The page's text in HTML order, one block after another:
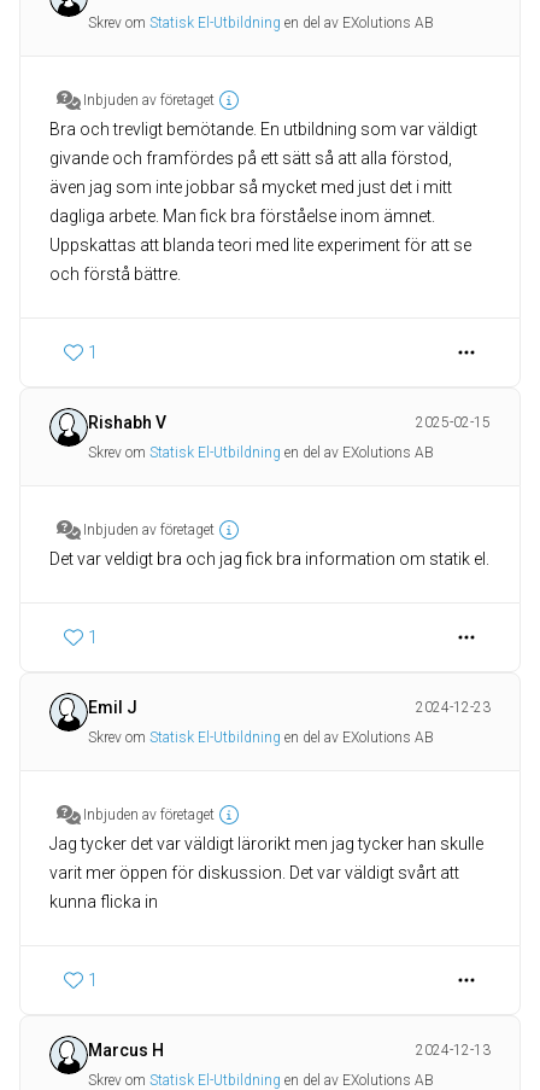
Skrev om Statisk El-Utbildning en del av EXolutions AB
Inbjuden av företaget
Bra och trevligt bemötande. En utbildning som var väldigt
givande och framfördes på ett sätt så att alla förstod,
även jag som inte jobbar så mycket med just det i mitt
dagliga arbete. Man fick bra förståelse inom ämnet.
Uppskattas att blanda teori med lite experiment för att se
och förstå bättre.
1
Rishabh V
2025-02-15
Skrev om Statisk El-Utbildning en del av EXolutions AB
Inbjuden av företaget
Det var veldigt bra och jag fick bra information om statik el.
1
Emil J
2024-12-23
Skrev om Statisk El-Utbildning en del av EXolutions AB
Inbjuden av företaget
Jag tycker det var väldigt lärorikt men jag tycker han skulle
varit mer öppen för diskussion. Det var väldigt svårt att
kunna flicka in
1
Marcus H
2024-12-13
Skrev om Statisk El-Utbildning en del av EXolutions AB